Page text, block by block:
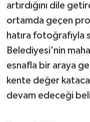
artırdığını dile
ortamda geçen
hatıra fotoğrafıyla
Belediyesi'nin
esnafla bir araya
kente değer
devam edeceği